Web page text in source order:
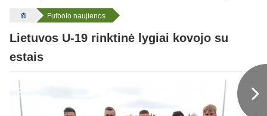
Futbolo naujienos
Lietuvos U-19 rinktinė lygiai kovojo su
estais